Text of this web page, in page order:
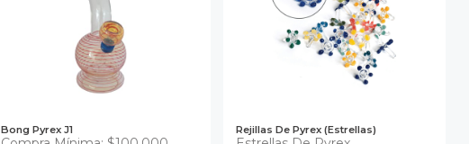
Bong Pyrex J1 Rejillas De Pyrex (estrellas)